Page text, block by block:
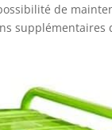
de
supplémentaires